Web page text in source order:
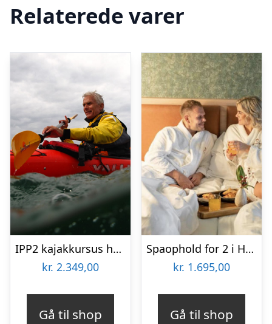
Relaterede varer
IPP2 kajakkursus hos Karpenhøj Naturcenter
kr. 2.349,00
Gå til shop
Spaophold for 2 i HimmerLand
kr. 1.695,00
Gå til shop